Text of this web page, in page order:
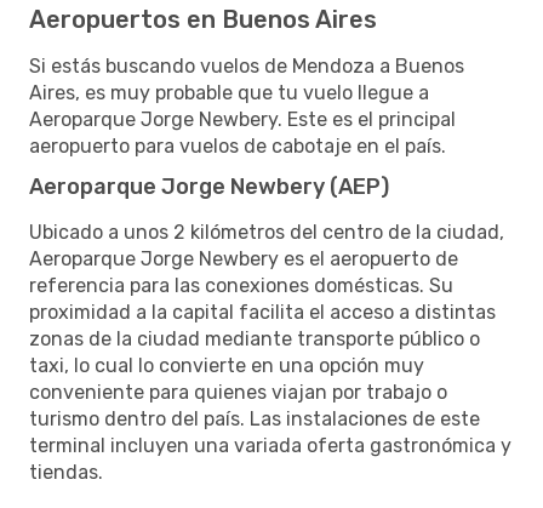
Aeropuertos en Buenos Aires
Si estás buscando vuelos de Mendoza a Buenos
Aires, es muy probable que tu vuelo llegue a
Aeroparque Jorge Newbery. Este es el principal
aeropuerto para vuelos de cabotaje en el país.
Aeroparque Jorge Newbery (AEP)
Ubicado a unos 2 kilómetros del centro de la ciudad,
Aeroparque Jorge Newbery es el aeropuerto de
referencia para las conexiones domésticas. Su
proximidad a la capital facilita el acceso a distintas
zonas de la ciudad mediante transporte público o
taxi, lo cual lo convierte en una opción muy
conveniente para quienes viajan por trabajo o
turismo dentro del país. Las instalaciones de este
terminal incluyen una variada oferta gastronómica y
tiendas.